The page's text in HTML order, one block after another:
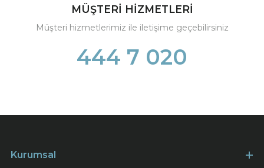
MÜŞTERİ HİZMETLERİ
Müşteri hizmetlerimiz ile iletişime geçebilirsiniz
444 7 020
Kurumsal